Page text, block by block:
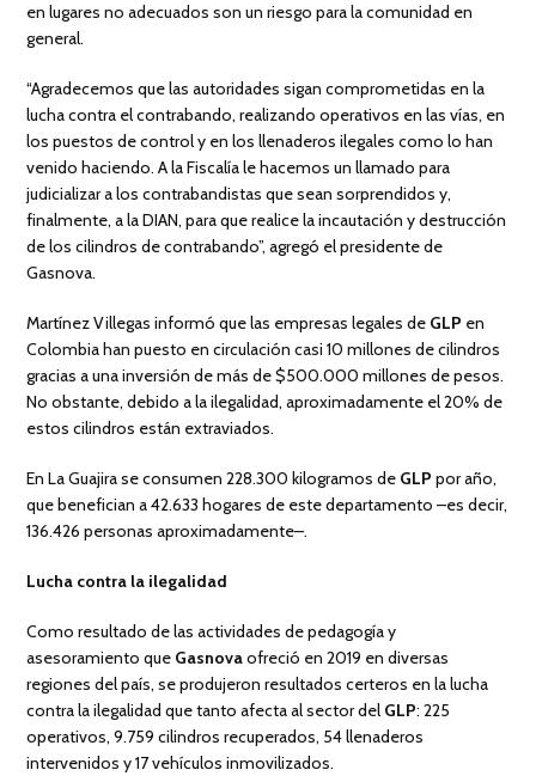
en lugares no adecuados son un riesgo para la comunidad en
general.
“Agradecemos que las autoridades sigan comprometidas en la
lucha contra el contrabando, realizando operativos en las vías, en
los puestos de control y en los llenaderos ilegales como lo han
venido haciendo. A la Fiscalía le hacemos un llamado para
judicializar a los contrabandistas que sean sorprendidos y,
finalmente, a la DIAN, para que realice la incautación y destrucción
de los cilindros de contrabando”, agregó el presidente de
Gasnova.
Martínez Villegas informó que las empresas legales de GLP en
Colombia han puesto en circulación casi 10 millones de cilindros
gracias a una inversión de más de $500.000 millones de pesos.
No obstante, debido a la ilegalidad, aproximadamente el 20% de
estos cilindros están extraviados.
En La Guajira se consumen 228.300 kilogramos de GLPpor año,
que benefician a 42.633 hogares de este departamento –es decir,
136.426 personas aproximadamente–.
Lucha contra la ilegalidad
Como resultado de las actividades de pedagogía y
asesoramiento que Gasnovaofreció en 2019 en diversas
regiones del país, se produjeron resultados certeros en la lucha
contra la ilegalidad que tanto afecta al sector del GLP: 225
operativos, 9.759 cilindros recuperados, 54 llenaderos
intervenidos y 17 vehículos inmovilizados.